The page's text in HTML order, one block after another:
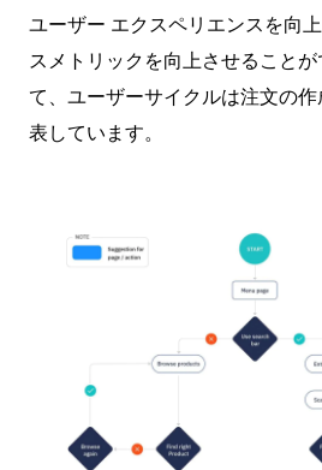
ユーザー エクスペリエンスを向
スメトリックを向上させること
て、ユーザーサイクルは注文の
表しています。